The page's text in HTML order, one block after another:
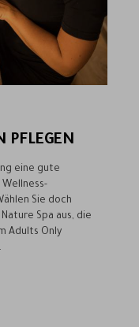
PFLEGEN
eine gute
Sie doch
Spa aus, die
Adults Only